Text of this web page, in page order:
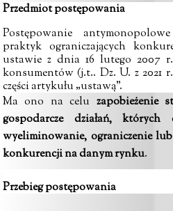
Przedmiot postępowania
Postępowanie
praktyk ograniczających
ustawie z dnia 16 lutego 2007
konsumentów (j.t.. Dz. U. z 2021
części artykułu „ustawą”.
Ma ono na celu zapobieżenie
gospodarcze działań,
wyeliminowanie, ograniczenie
konkurencji na danym rynku.
Przebieg postępowania